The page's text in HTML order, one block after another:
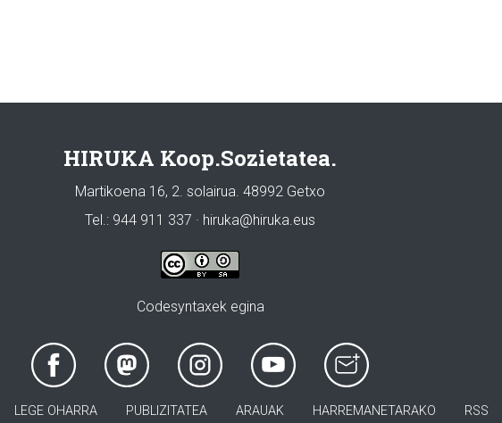
HIRUKA Koop.Sozietatea.
Martikoena 16, 2. solairua. 48992 Getxo
Tel.: 944 911 337 · hiruka@hiruka.eus
Codesyntaxek egina
LEGE OHARRA PUBLIZITATEA ARAUAK HARREMANETARAKO RSS